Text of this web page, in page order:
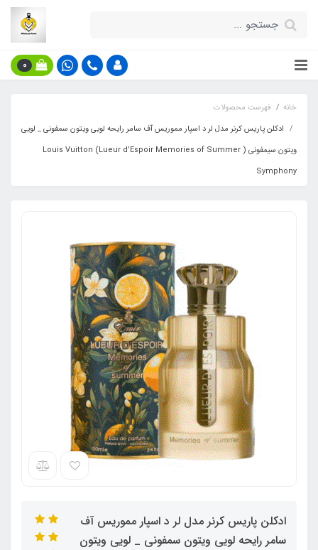
0
خانه
فهرست محصولات
ادکلن پاریس کرنر مدل لر د اسپار مموریس آف سامر رایحه لویی ویتون سمفونی _ لویی
ویتون سیمفونی ( Lueur d’Espoir Memories of Summer) Louis Vuitton
Symphony
ادکلن پاریس کرنر مدل لر د اسپار مموریس آف
سامر رایحه لویی ویتون سمفونی _ لویی ویتون